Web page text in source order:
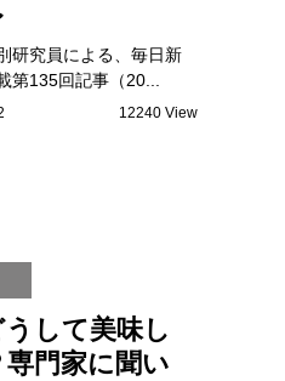
研究員による、毎日新
第135回記事（20...
12240 View
うして美味し
門家に聞い